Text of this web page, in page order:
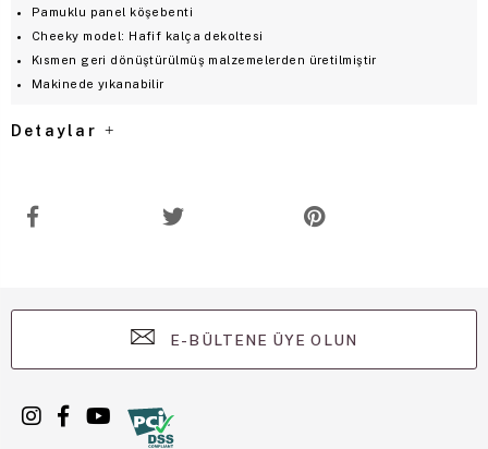
Pamuklu panel köşebenti
Cheeky model: Hafif kalça dekoltesi
Kısmen geri dönüştürülmüş malzemelerden üretilmiştir
Makinede yıkanabilir
Detaylar
E-BÜLTENE ÜYE OLUN